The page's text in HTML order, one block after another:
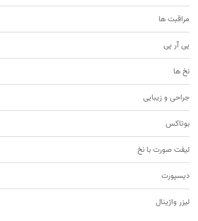
مراقبت ها
پی آر پی
نخ ها
جراحی و زیبایی
بوتاکس
لیفت صورت با نخ
دیسپورت
لیزر واژینال